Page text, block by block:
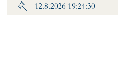
12.8.2026 19:24:30